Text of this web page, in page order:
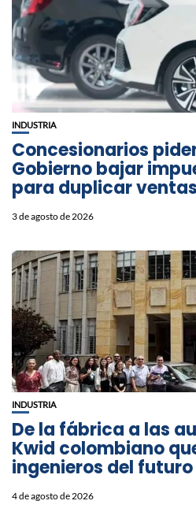
INDUSTRIA
Concesionarios
Gobierno bajar
para duplicar ventas
3 de agosto de 2026
INDUSTRIA
De la fábrica a las
Kwid colombiano
ingenieros del futuro
4 de agosto de 2026